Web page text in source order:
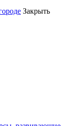
Закрыть